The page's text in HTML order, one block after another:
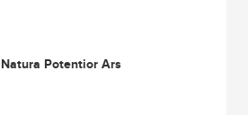
Natura Potentior Ars